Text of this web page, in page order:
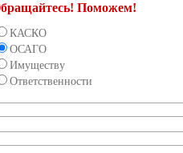
Поможем!
КАСКО
ОСАГО
Имуществу
Ответственности